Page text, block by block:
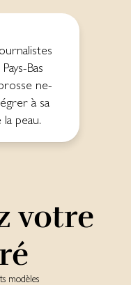
­Bas
ne­
à sa
peau.
votre
modèles